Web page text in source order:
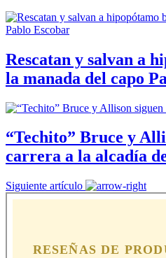
Rescatan y salvan a
la manada del capo
“Techito” Bruce y
carrera a la alcadía
Siguiente artículo